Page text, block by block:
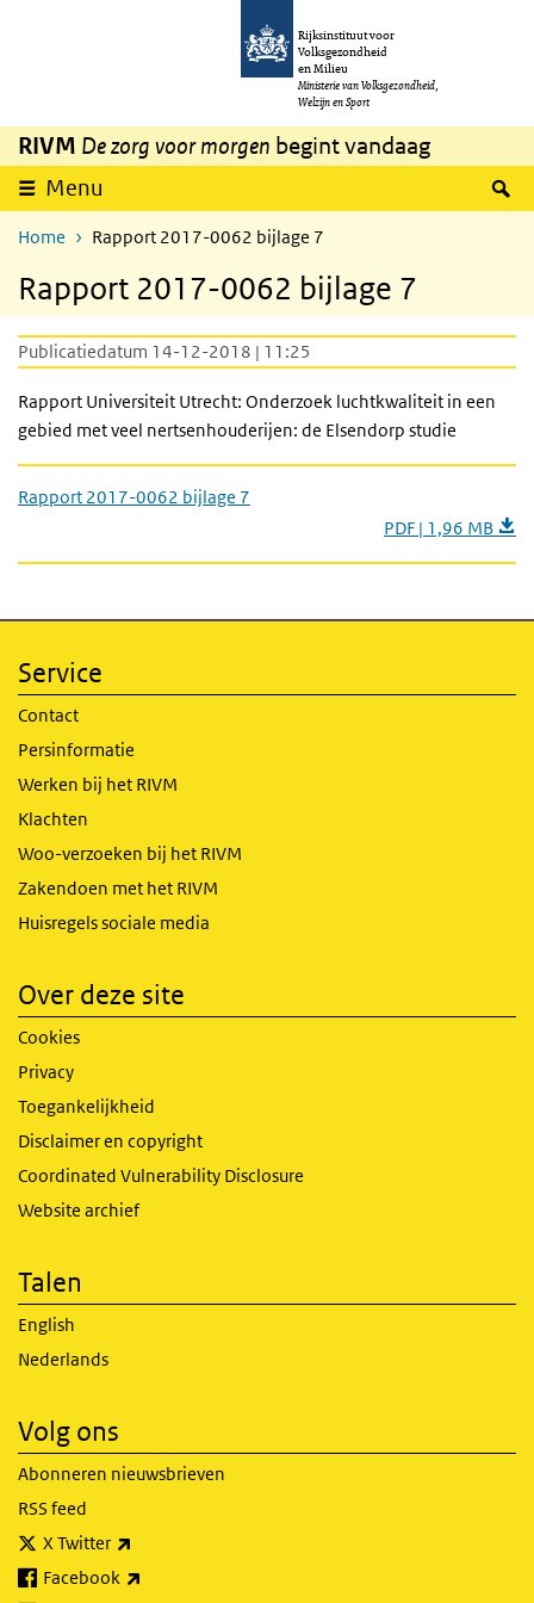
Overslaan en naar de inhoud gaan
Rijksinstituut voor
Volksgezondheid
en Milieu
Ministerie van Volksgezondheid,
Welzijn en Sport
RIVM De zorg voor morgen begint vandaag
Menu
Home Rapport 2017-0062 bijlage 7
Rapport 2017-0062 bijlage 7
Publicatiedatum 14-12-2018 | 11:25
Rapport Universiteit Utrecht: Onderzoek luchtkwaliteit in een
gebied met veel nertsenhouderijen: de Elsendorp studie
Rapport 2017-0062 bijlage 7
PDF | 1,96 MB
Service
Contact
Persinformatie
Werken bij het RIVM
Klachten
Woo-verzoeken bij het RIVM
Zakendoen met het RIVM
Huisregels sociale media
Over deze site
Cookies
Privacy
Toegankelijkheid
Disclaimer en copyright
Coordinated Vulnerability Disclosure
Website archief
Talen
English
Nederlands
Volg ons
Abonneren nieuwsbrieven
RSS feed
X Twitter
Facebook